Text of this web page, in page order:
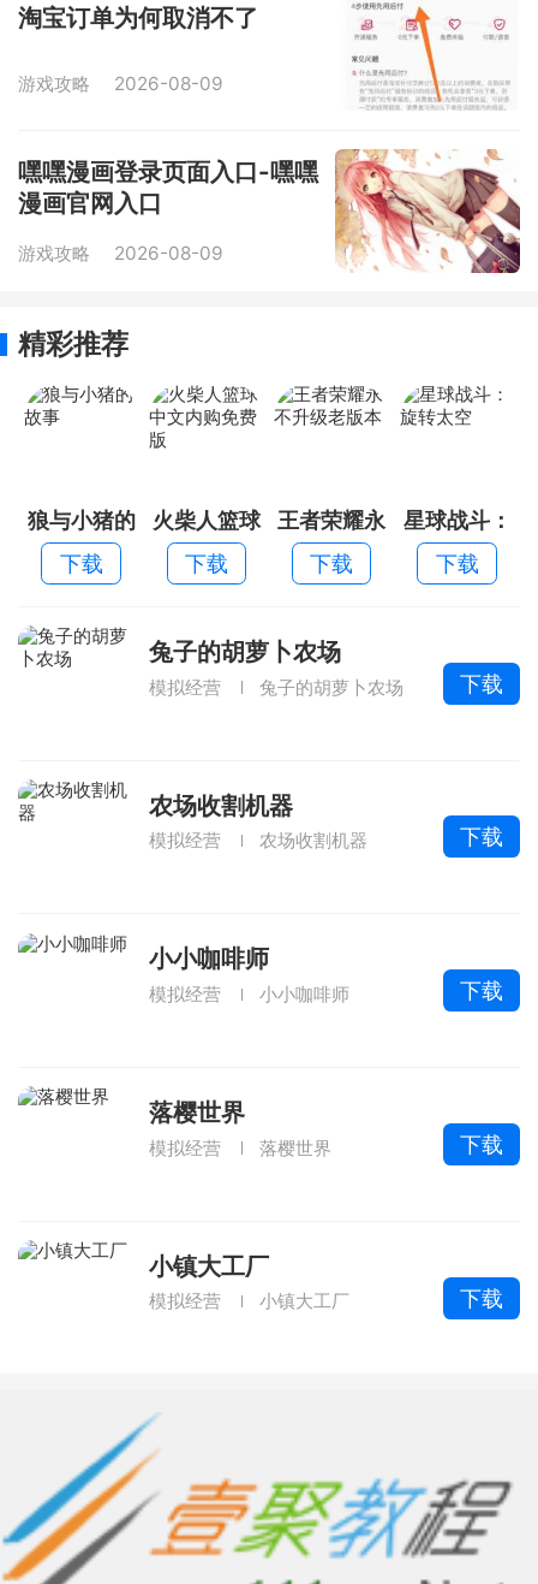
淘宝订单为何取消不了
游戏攻略 2026-08-09
嘿嘿漫画登录页面入口-嘿嘿
漫画官网入口
游戏攻略 2026-08-09
精彩推荐
狼与小猪的
故事
下载
火柴人篮球
中文内购免
费版
下载
王者荣耀永
不升级老版
本
下载
星球战斗：
旋转太空
下载
兔子的胡萝卜农场
模拟经营 兔子的胡萝卜农场 下载
农场收割机器
模拟经营 农场收割机器 下载
小小咖啡师
模拟经营 小小咖啡师 下载
落樱世界
模拟经营 落樱世界 下载
小镇大工厂
模拟经营 小镇大工厂 下载